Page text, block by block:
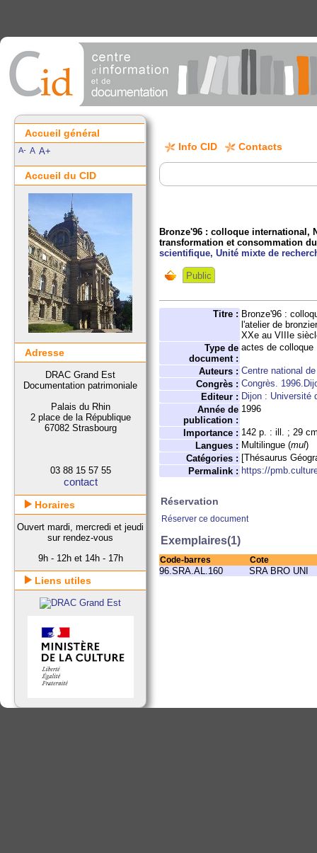
Info CID Contacts
Bronze'96 : colloque international,
transformation et consommation
scientifique, Unité mixte de
Public
Titre : Bronze'96 :
l'atelier de
XXe au VIIIe
Type de
document :
actes de colloque
Auteurs : Centre national
Congrès : Congrès.
Editeur : Dijon : Université
Année de
publication :
1996
Importance : 142 p. : ill. ; 29
Langues : Multilingue (mul)
Catégories : [Thésaurus
Permalink : https://
Réservation
Réserver ce document
Exemplaires(1)
Code-barres Cote
96.SRA.AL.160 SRA BRO UNI
Accueil général
A- A A+
Accueil du CID
Adresse
DRAC Grand Est
Documentation patrimoniale
Palais du Rhin
2 place de la République
67082 Strasbourg
03 88 15 57 55
contact
Horaires
Ouvert mardi, mercredi et jeudi
sur rendez-vous
9h - 12h et 14h - 17h
Liens utiles